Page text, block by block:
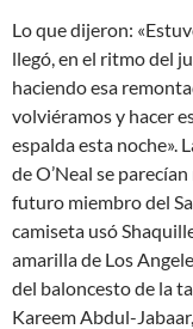
Lo que dijeron:
llegó, en el ritmo del
haciendo esa
volviéramos y hacer
espalda esta noche».
de O’Neal se
futuro miembro del
camiseta usó
amarilla de Los
del baloncesto de la
Kareem Abdul-